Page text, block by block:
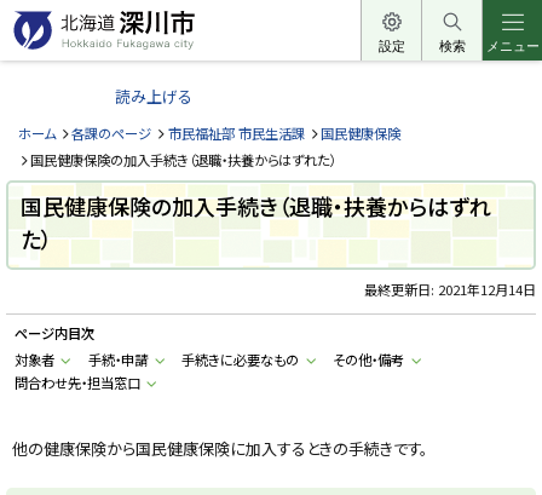
本
文
へ
ー
北
道
深
川
市
H
k
i
d
o
F
u
g
a
a
設定 検索 メニュー
読み上げる
ホーム 各課のページ 市民福祉部 市民生活課
国民健康保険
国民健康保険の加入手続き（退職・扶養からはずれた）
国民健康保険の加入手続き（退職・扶養からはずれ
た）
最終更新日: 2021年12月14日
ページ内目次
対象者
手続・申請 手続きに必要なもの
その他・備考
問合わせ先・担当窓口
他の健康保険から国民健康保険に加入するときの手続きです。